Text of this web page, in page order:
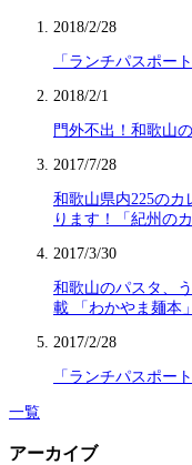
2018/2/28
「ランチパスポー
2018/2/1
門外不出！和歌山
2017/7/28
和歌山県内225の
ります！「紀州の
2017/3/30
和歌山のパスタ、
載 「わかやま麺本
2017/2/28
「ランチパスポー
一覧
アーカイブ